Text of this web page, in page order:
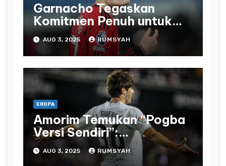
Garnacho Tegaskan
Komitmen Penuh untuk
Manchester United
AUG 3, 2025 RUMSYAH
EROPA
Amorim Temukan “Pogba
Versi Sendiri”:
Manchester United Bidik
Javi Guerra
AUG 3, 2025 RUMSYAH